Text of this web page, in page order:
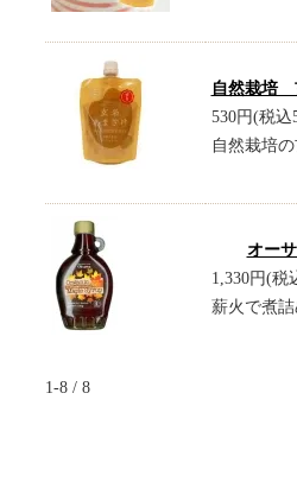
自然栽培
530円(税込
自然栽培
オー
1,330円(税
薪火で煮
1-8 / 8